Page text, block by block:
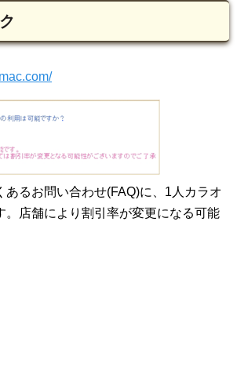
あるお問い合わせ(FAQ)に、1人カラオ
。店舗により割引率が変更になる可能